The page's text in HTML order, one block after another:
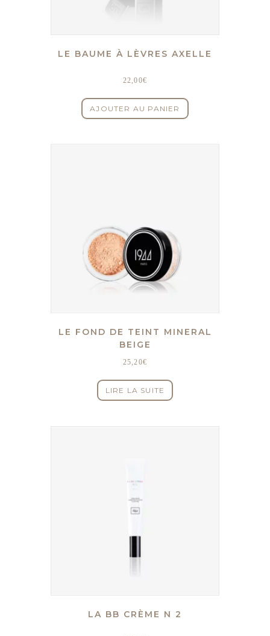
LE BAUME À LÈVRES AXELLE
22,00€
AJOUTER AU PANIER
LE FOND DE TEINT MINERAL
BEIGE
25,20€
LIRE LA SUITE
LA BB CRÈME N 2